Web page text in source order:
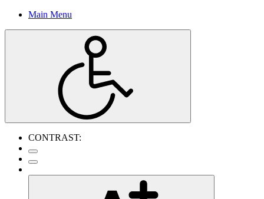
Main Menu
CONTRAST: